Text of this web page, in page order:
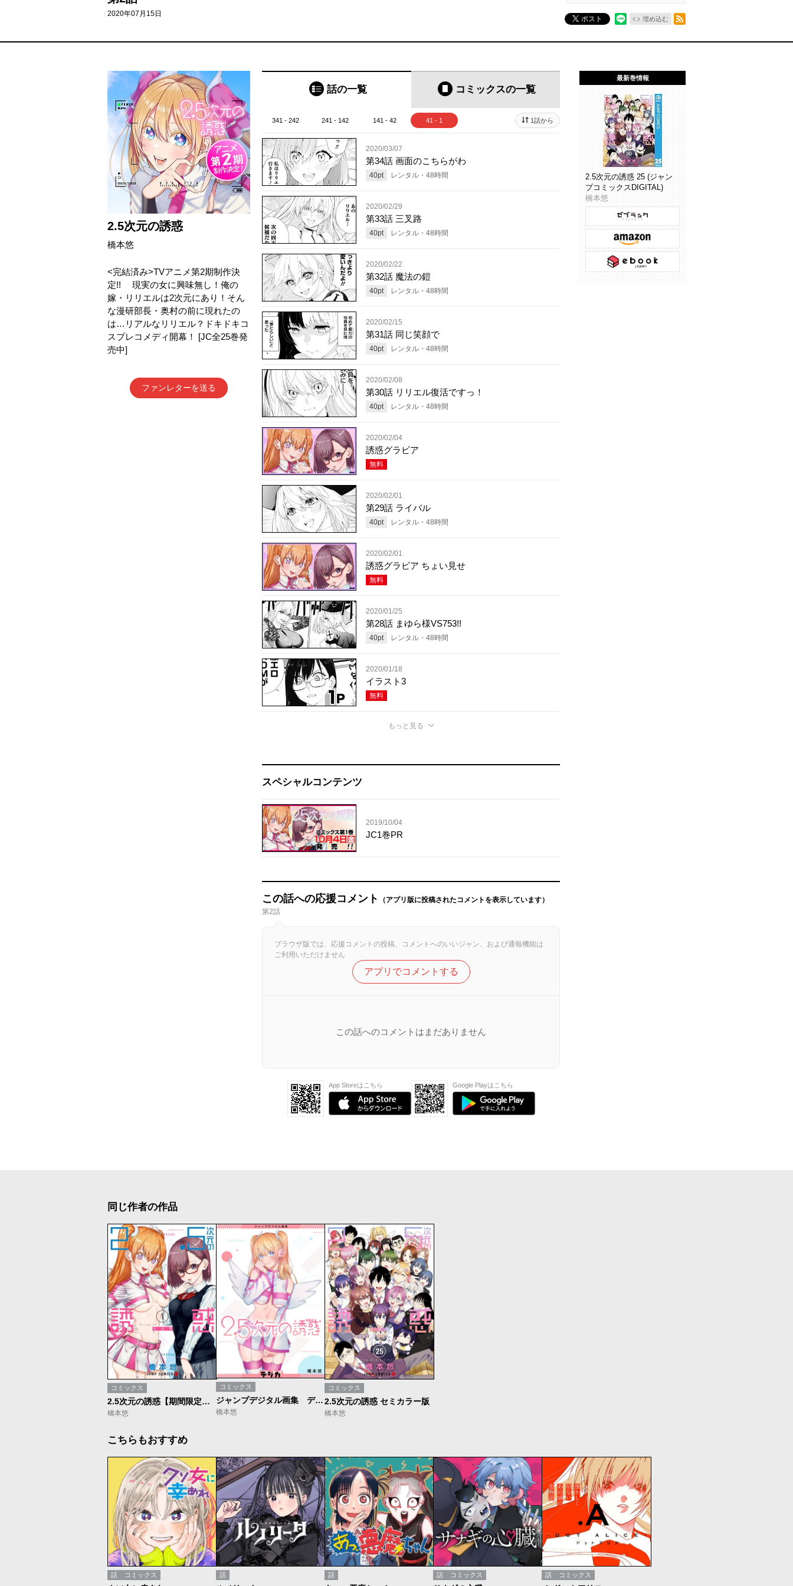
2020年07月15日
ポスト 埋め込む
2.5次元の誘惑
橋本悠
<完結済み>TVアニメ第2期制作決
定!! 現実の女に興味無し！俺の
嫁・リリエルは2次元にあり！そん
な漫研部長・奥村の前に現れたの
は…リアルなリリエル？ドキドキコ
スプレコメディ開幕！ [JC全25巻発
売中]
ファンレターを送る
話の一覧 コミックスの一覧
341 - 242 241 - 142 141 - 42 41 - 1 1話から
2020/03/07
第34話 画面のこちらがわ
40pt レンタル・ 48時間
2020/02/29
第33話 三叉路
40pt レンタル・ 48時間
2020/02/22
第32話 魔法の鎧
40pt レンタル・ 48時間
2020/02/15
第31話 同じ笑顔で
40pt レンタル・ 48時間
2020/02/08
第30話 リリエル復活ですっ！
40pt レンタル・ 48時間
2020/02/04
誘惑グラビア
無料
2020/02/01
第29話 ライバル
40pt レンタル・ 48時間
2020/02/01
誘惑グラビア ちょい見せ
無料
2020/01/25
第28話 まゆら様VS753!!
40pt レンタル・ 48時間
2020/01/18
イラスト3
無料
もっと見る
スペシャルコンテンツ
2019/10/04
JC1巻PR
この話への応援コメント
（アプリ版に投稿されたコメントを表示しています）
第2話
ブラウザ版では、応援コメントの投稿、コメントへのいいジャン、および通報機能は
ご利用いただけません
アプリでコメントする
この話へのコメントはまだありません
App Storeはこちら Google Playはこちら
最新巻情報
2.5次元の誘惑 25 (ジャン
プコミックスDIGITAL)
橋本悠
同じ作者の作品
コミックス
2.5次元の誘惑【期間限定無料】
橋本悠
コミックス
ジャンプデジタル画集 デジガ 2.5次元の誘惑
橋本悠
コミックス
2.5次元の誘惑 セミカラー版
橋本悠
こちらもおすすめ
話 コミックス 話 話 話 コミックス 話 コミックス